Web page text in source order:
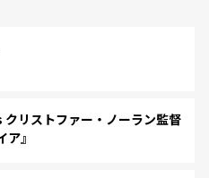
リストファー・ノーラン監督
』